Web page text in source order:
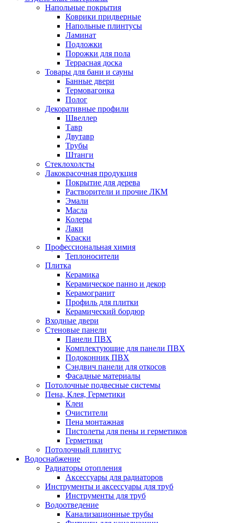
Напольные покрытия
Коврики придверные
Напольные плинтусы
Ламинат
Подложки
Порожки для пола
Террасная доска
Товары для бани и сауны
Банные двери
Термовагонка
Полог
Декоративные профили
Швеллер
Тавр
Двутавр
Трубы
Штанги
Стеклохолсты
Лакокрасочная продукция
Покрытие для дерева
Растворители и прочие ЛКМ
Эмали
Масла
Колеры
Лаки
Краски
Профессиональная химия
Теплоносители
Плитка
Керамика
Керамическое панно и декор
Керамогранит
Профиль для плитки
Керамический бордюр
Входные двери
Стеновые панели
Панели ПВХ
Комплектующие для панели ПВХ
Подоконник ПВХ
Сэндвич панели для откосов
Фасадные материалы
Потолочные подвесные системы
Пена, Клея, Герметики
Клеи
Очистители
Пена монтажная
Пистолеты для пены и герметиков
Герметики
Потолочный плинтус
Водоснабжение
Радиаторы отопления
Аксессуары для радиаторов
Инструменты и аксессуары для труб
Инструменты для труб
Водоотведение
Канализационные трубы